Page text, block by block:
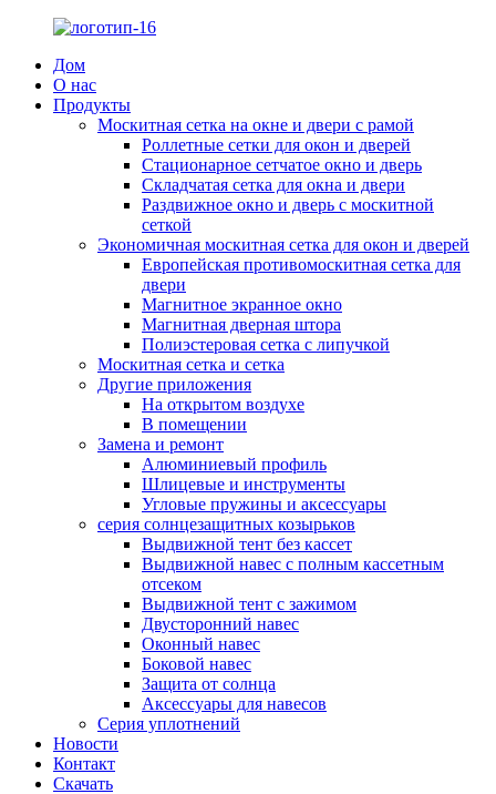
Дом
О нас
Продукты
Москитная сетка на окне и двери с рамой
Роллетные сетки для окон и дверей
Стационарное сетчатое окно и дверь
Складчатая сетка для окна и двери
Раздвижное окно и дверь с москитной
сеткой
Экономичная москитная сетка для окон и дверей
Европейская противомоскитная сетка для
двери
Магнитное экранное окно
Магнитная дверная штора
Полиэстеровая сетка с липучкой
Москитная сетка и сетка
Другие приложения
На открытом воздухе
В помещении
Замена и ремонт
Алюминиевый профиль
Шлицевые и инструменты
Угловые пружины и аксессуары
серия солнцезащитных козырьков
Выдвижной тент без кассет
Выдвижной навес с полным кассетным
отсеком
Выдвижной тент с зажимом
Двусторонний навес
Оконный навес
Боковой навес
Защита от солнца
Аксессуары для навесов
Серия уплотнений
Новости
Контакт
Скачать